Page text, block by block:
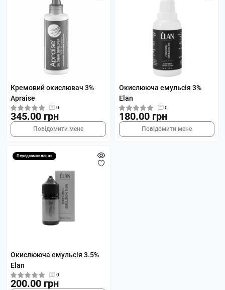
Кремовий окислювач 3%
Apraise
0
345.00 грн
Повідомити мене
Окислююча емульсія 3%
Elan
0
180.00 грн
Повідомити мене
Передзамовлення
Окислююча емульсія 3.5%
Elan
0
200.00 грн